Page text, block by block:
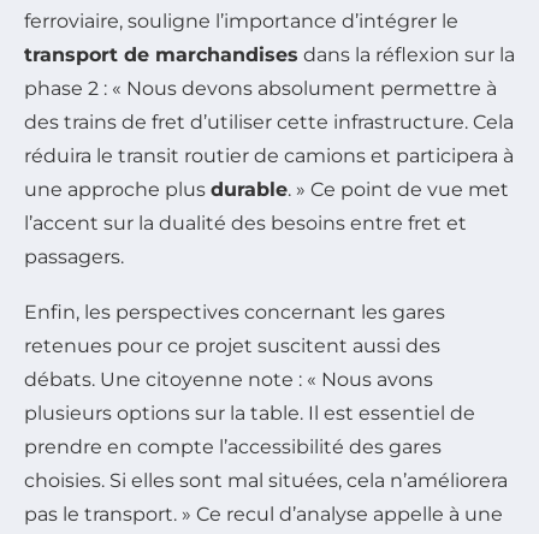
ferroviaire, souligne l’importance d’intégrer le
transport de marchandises dans la réflexion sur la
phase 2 : « Nous devons absolument permettre à
des trains de fret d’utiliser cette infrastructure. Cela
réduira le transit routier de camions et participera à
une approche plus durable. » Ce point de vue met
l’accent sur la dualité des besoins entre fret et
passagers.
Enfin, les perspectives concernant les gares
retenues pour ce projet suscitent aussi des
débats. Une citoyenne note : « Nous avons
plusieurs options sur la table. Il est essentiel de
prendre en compte l’accessibilité des gares
choisies. Si elles sont mal situées, cela n’améliorera
pas le transport. » Ce recul d’analyse appelle à une